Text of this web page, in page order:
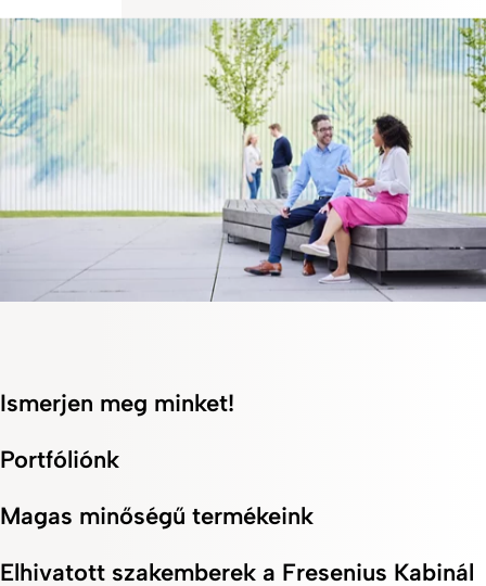
Ismerjen meg minket!
Portfóliónk
Magas minőségű termékeink
Elhivatott szakemberek a Fresenius Kabinál